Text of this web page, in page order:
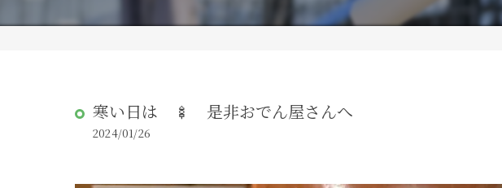
寒い日は 🍢 是非おでん屋さんへ
2024/01/26